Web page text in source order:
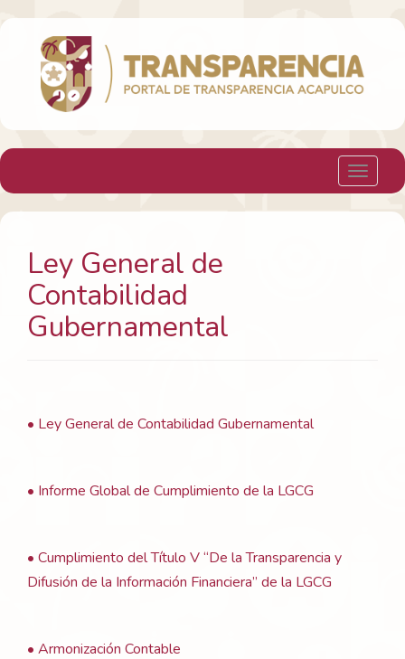
H. Ayuntamiento Constitucional de Acapulco
Toggle
Ley General de
Contabilidad
Gubernamental
• Ley General de Contabilidad Gubernamental
• Informe Global de Cumplimiento de la LGCG
• Cumplimiento del Título V “De la Transparencia y
Difusión de la Información Financiera” de la LGCG
• Armonización Contable